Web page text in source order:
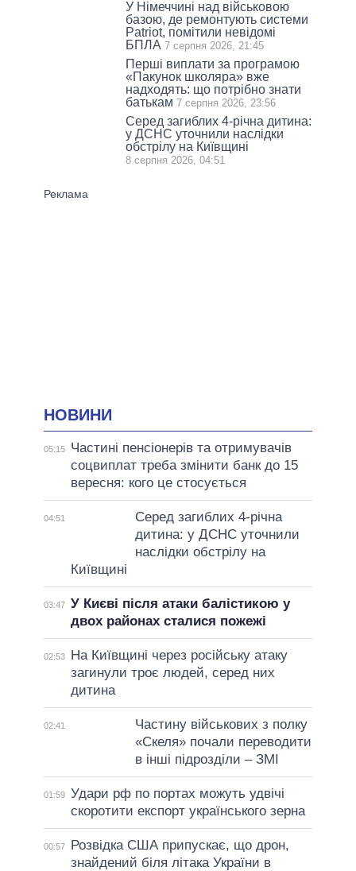
У Німеччині над військовою
базою, де ремонтують системи
Patriot, помітили невідомі
БПЛА 7 серпня 2026, 21:45
Перші виплати за програмою
«Пакунок школяра» вже
надходять: що потрібно знати
батькам 7 серпня 2026, 23:56
Серед загиблих 4-річна дитина:
у ДСНС уточнили наслідки
обстрілу на Київщині
8 серпня 2026, 04:51
НОВИНИ
05:15
Частині пенсіонерів та отримувачів
соцвиплат треба змінити банк до 15
вересня: кого це стосується
04:51
Серед загиблих 4-річна
дитина: у ДСНС уточнили
наслідки обстрілу на
Київщині
03:47 У Києві після атаки балістикою у
двох районах сталися пожежі
02:53
На Київщині через російську атаку
загинули троє людей, серед них
дитина
02:41
Частину військових з полку
«Скеля» почали переводити
в інші підрозділи – ЗМІ
01:59 Удари рф по портах можуть удвічі
скоротити експорт українського зерна
00:57
Розвідка США припускає, що дрон,
знайдений біля літака України в